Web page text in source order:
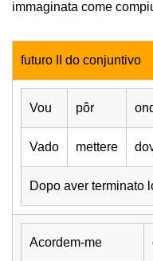
immaginata come
futuro II do conjuntivo
Vou pôr
Vado mettere
Dopo aver terminato
Acordem-me